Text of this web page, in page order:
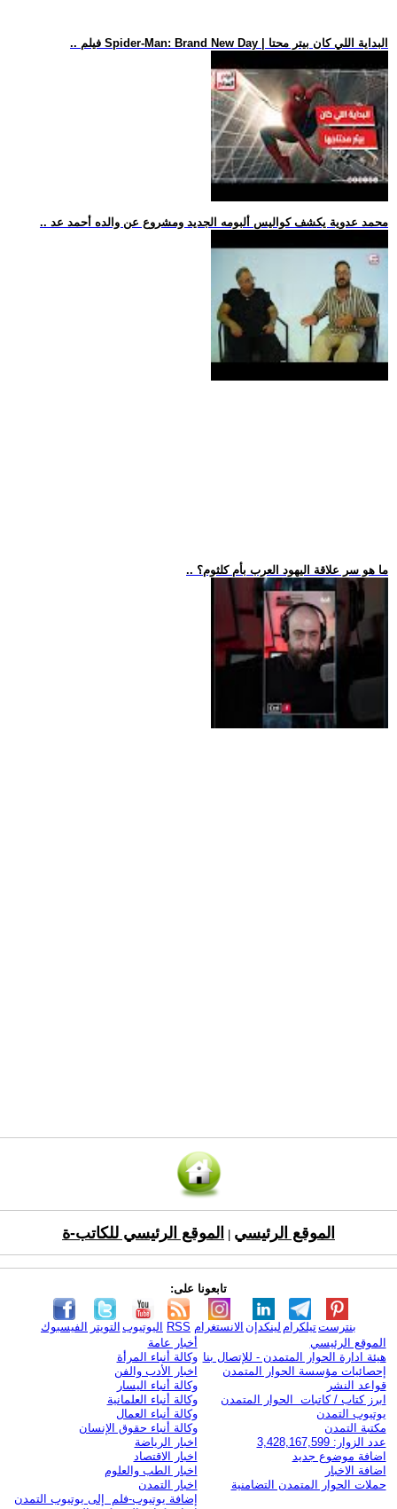
.. فيلم Spider-Man: Brand New Day | البداية اللي كان بيتر محتا
.. محمد عدوية يكشف كواليس ألبومه الجديد ومشروع عن والده أحمد عد
.. ما هو سر علاقة اليهود العرب بأم كلثوم؟
الموقع الرئيسي الموقع الرئيسي للكاتب-ة
تابعونا على:
الفيسبوك التويتر اليوتيوب RSS الانستغرام لينكدإن تيلكرامبنترست
الموقع الرئيسي
هيئة ادارة الحوار المتمدن - للإتصال بنا
إحصائيات مؤسسة الحوار المتمدن
قواعد النشر
ابرز كتاب / كاتبات الحوار المتمدن
يوتيوب التمدن
مكتبة التمدن
عدد الزوار: 3,428,167,599
اضافة موضوع جديد
اضافة الاخبار
حملات الحوار المتمدن التضامنية
أخبار عامة
وكالة أنباء المرأة
اخبار الأدب والفن
وكالة أنباء اليسار
وكالة أنباء العلمانية
وكالة أنباء العمال
وكالة أنباء حقوق الإنسان
اخبار الرياضة
اخبار الاقتصاد
اخبار الطب والعلوم
اخبار التمدن
إضافة يوتيوب-فلم إلى يوتيوب التمدن